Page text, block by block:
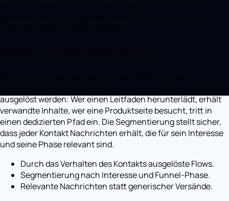
ausgelöst werden: Wer einen Leitfaden herunterlädt, erhält
verwandte Inhalte, wer eine Produktseite besucht, tritt in
einen dedizierten Pfad ein. Die Segmentierung stellt sicher,
dass jeder Kontakt Nachrichten erhält, die für sein Interesse
und seine Phase relevant sind.
Durch das Verhalten des Kontakts ausgelöste Flows.
Segmentierung nach Interesse und Funnel-Phase.
Relevante Nachrichten statt generischer Versände.